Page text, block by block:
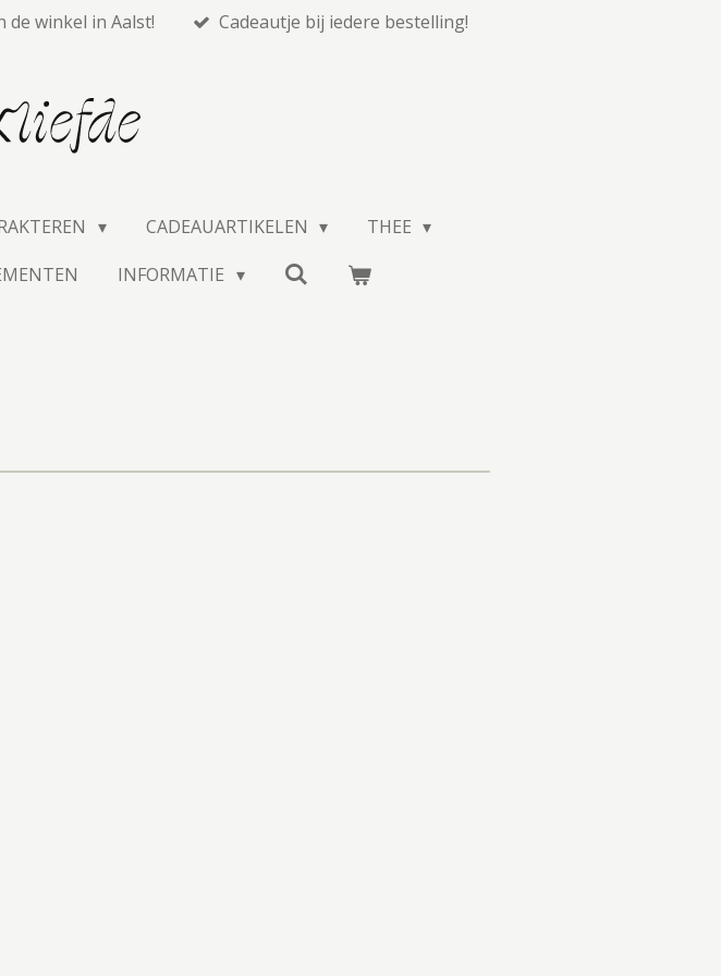
de winkel in Aalst! Cadeautje bij iedere bestelling!
CADEAUARTIKELEN
THEE
INFORMATIE